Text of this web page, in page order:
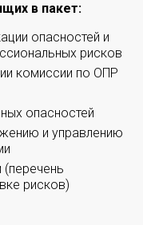
в пакет:
опасностей и
рисков
комиссии по ОПР
опасностей
и управлению
(перечень
рисков)